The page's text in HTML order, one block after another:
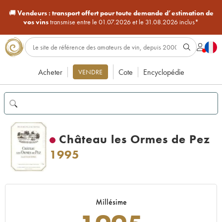
🚚Vendeurs : transport offert pour toute demande d’estimation de
vos vinstransmise entre le 01.07.2026 et le 31.08.2026 inclus*
Acheter VENDRE Cote Encyclopédie
Château les Ormes de Pez
1995
Millésime